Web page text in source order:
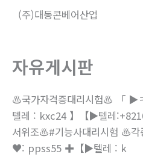
(주)대동콘베어산업
자유게시판
♨️국가자격증대리시험♨️ 「
텔레 : kxc24 】【▶텔레
서위조♨️#기능사대리시험 ♨️
♥: ppss55 ✚【▶텔레 : k